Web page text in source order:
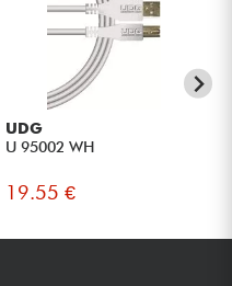
UDG
U 95002 WH
19.55 €